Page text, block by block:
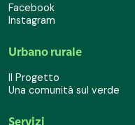
Facebook
Instagram
Urbano rurale
Il Progetto
Una comunità sul verde
Servizi